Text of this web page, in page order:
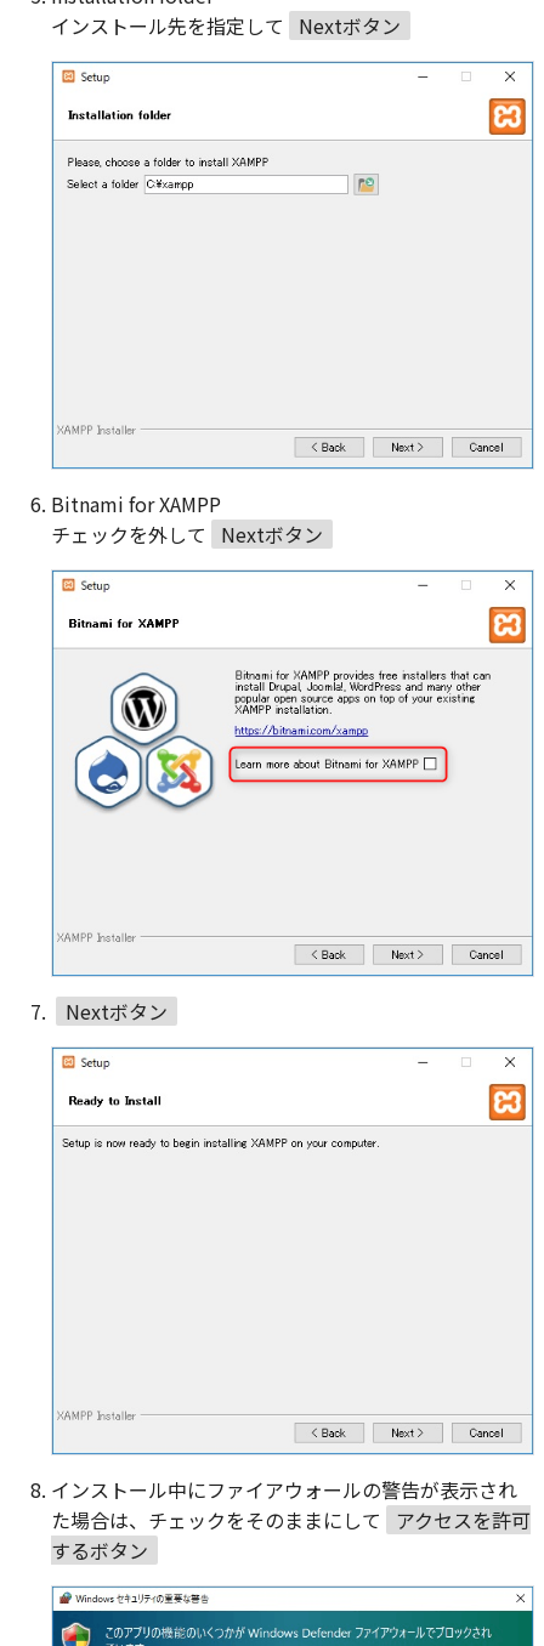
インストール先を指定して
Nextボタン
Bitnami for XAMPP
チェックを外して
Nextボタン
Nextボタン
インストール中にファイアウォールの警告が表示され
た場合は、チェックをそのままにして
アクセスを許可
するボタン